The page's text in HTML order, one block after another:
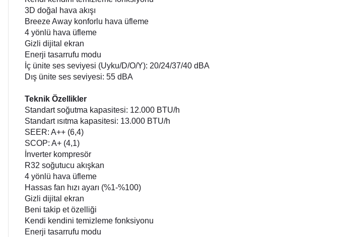
3D doğal hava akışı
Breeze Away konforlu hava üfleme
4 yönlü hava üfleme
Gizli dijital ekran
Enerji tasarrufu modu
İç ünite ses seviyesi (Uyku/D/O/Y): 20/24/37/40 dBA
Dış ünite ses seviyesi: 55 dBA
Teknik Özellikler
Standart soğutma kapasitesi: 12.000 BTU/h
Standart ısıtma kapasitesi: 13.000 BTU/h
SEER: A++ (6,4)
SCOP: A+ (4,1)
İnverter kompresör
R32 soğutucu akışkan
4 yönlü hava üfleme
Hassas fan hızı ayarı (%1-%100)
Gizli dijital ekran
Beni takip et özelliği
Kendi kendini temizleme fonksiyonu
Enerji tasarrufu modu